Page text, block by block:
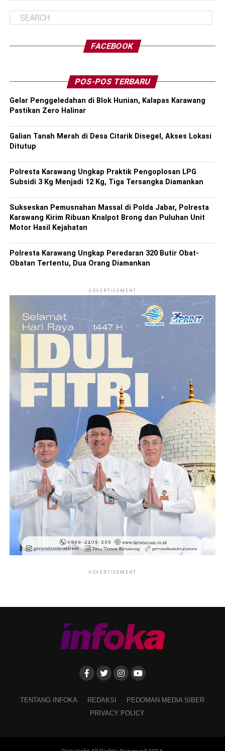
FACEBOOK
POS-POS TERBARU
Gelar Penggeledahan di Blok Hunian, Kalapas Karawang
Pastikan Zero Halinar
Galian Tanah Merah di Desa Citarik Disegel, Akses Lokasi
Ditutup
Polresta Karawang Ungkap Praktik Pengoplosan LPG
Subsidi 3 Kg Menjadi 12 Kg, Tiga Tersangka Diamankan
Sukseskan Pemusnahan Massal di Polda Jabar, Polresta
Karawang Kirim Ribuan Knalpot Brong dan Puluhan Unit
Motor Hasil Kejahatan
Polresta Karawang Ungkap Peredaran 320 Butir Obat-
Obatan Tertentu, Dua Orang Diamankan
ADVERTISEMENT
ADVERTISEMENT
TENTANG INFOKA REDAKSI
PEDOMAN MEDIA SIBER
PRIVACY POLICY